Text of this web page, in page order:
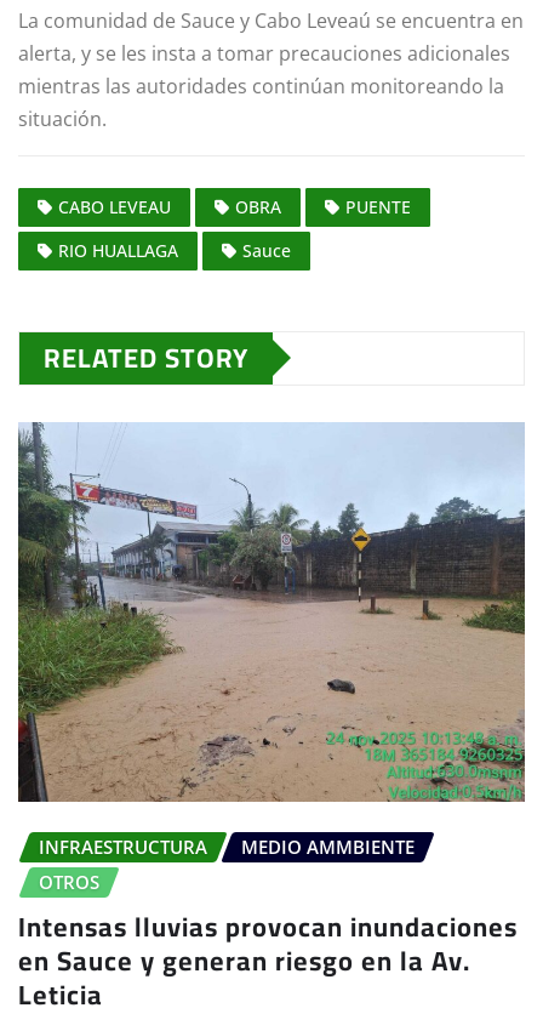
La comunidad de Sauce y Cabo Leveaú se encuentra en
alerta, y se les insta a tomar precauciones adicionales
mientras las autoridades continúan monitoreando la
situación.
CABO LEVEAU OBRA
PUENTE
RIO HUALLAGA
Sauce
RELATED STORY
INFRAESTRUCTURA
MEDIO AMMBIENTE
OTROS
Intensas lluvias provocan inundaciones
en Sauce y generan riesgo en la Av.
Leticia